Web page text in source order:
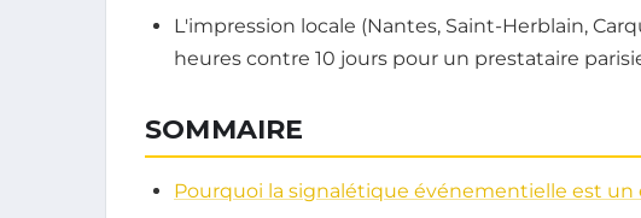
L'impression locale (Nantes, Saint-Herblain,
heures contre 10 jours pour un prestataire
SOMMAIRE
Pourquoi la signalétique événementielle est